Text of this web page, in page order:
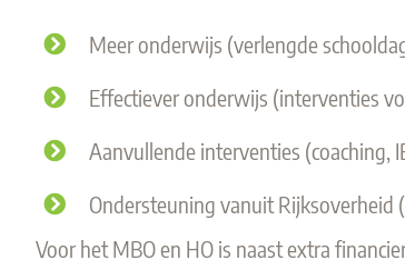
Meer onderwijs (verlengde
Effectiever onderwijs (interventies
Aanvullende interventies (coaching,
Ondersteuning vanuit Rijksoverheid
Voor het MBO en HO is naast extra